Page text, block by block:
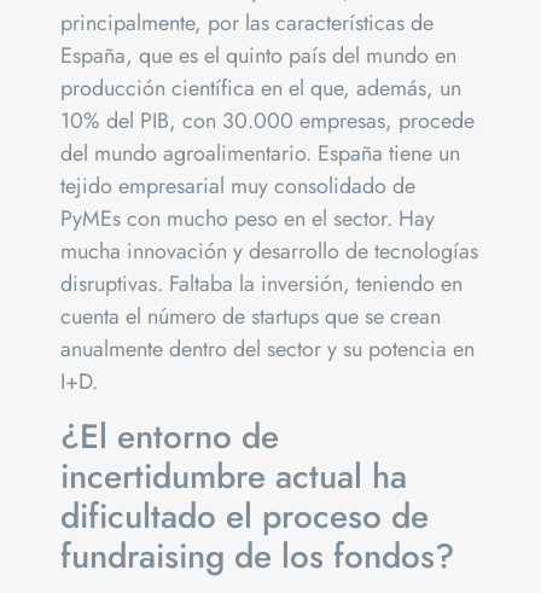
principalmente, por las características de
España, que es el quinto país del mundo en
producción científica en el que, además, un
10% del PIB, con 30.000 empresas, procede
del mundo agroalimentario. España tiene un
tejido empresarial muy consolidado de
PyMEs con mucho peso en el sector. Hay
mucha innovación y desarrollo de tecnologías
disruptivas. Faltaba la inversión, teniendo en
cuenta el número de startups que se crean
anualmente dentro del sector y su potencia en
I+D.
¿El entorno de
incertidumbre actual ha
dificultado el proceso de
fundraising de los fondos?